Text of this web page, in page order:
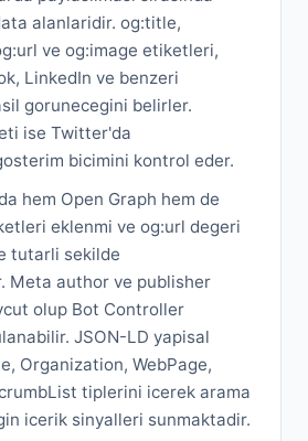
alanlaridir. og:title,
ve og:image etiketleri,
LinkedIn ve benzeri
gorunecegini belirler.
ise Twitter'da
bicimini kontrol eder.
hem Open Graph hem de
eklenmi ve og:url degeri
tutarli sekilde
Meta author ve publisher
olup Bot Controller
JSON-LD yapisal
Organization, WebPage,
tiplerini icerek arama
icerik sinyalleri sunmaktadir.